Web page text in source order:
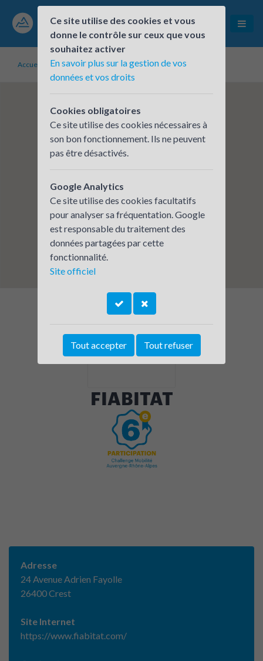
Accueil Établissements inscrits FIABITAT
FIABITAT
Adresse
24 Avenue Adrien Fayolle
26400 Crest
Site Internet
https://www.fiabitat.com/
Ce site utilise des cookies et vous
donne le contrôle sur ceux que vous
souhaitez activer
En savoir plus sur la gestion de vos
données et vos droits
Cookies obligatoires
Ce site utilise des cookies nécessaires à
son bon fonctionnement. Ils ne peuvent
pas être désactivés.
Google Analytics
Ce site utilise des cookies facultatifs
pour analyser sa fréquentation. Google
est responsable du traitement des
données partagées par cette
fonctionnalité.
Site officiel
Tout accepter Tout refuser